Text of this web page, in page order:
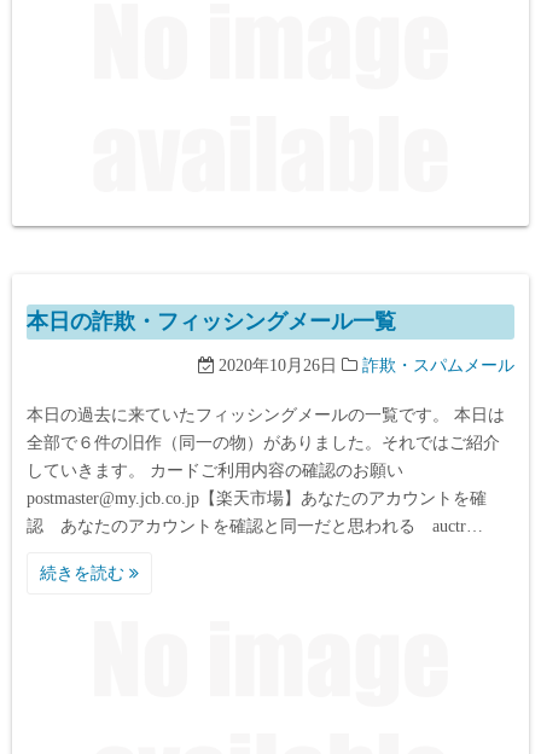
本日の詐欺・フィッシングメール一覧
2020年10月26日 詐欺・スパムメール
本日の過去に来ていたフィッシングメールの一覧です。 本日は
全部で６件の旧作（同一の物）がありました。それではご紹介
していきます。 カードご利用内容の確認のお願い
postmaster@my.jcb.co.jp【楽天市場】あなたのアカウントを確
認 あなたのアカウントを確認と同一だと思われる auctr…
続きを読む